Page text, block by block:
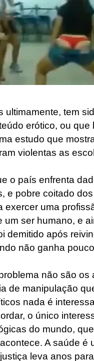
ultimamente, tem
erótico, ou que
estudo que
violentas as
o país enfrenta
e pobre coitado
exercer uma
um ser humano, e
demitido após
não ganha
não são
de manipulação
nada é
o único
do mundo,
A saúde é
leva anos